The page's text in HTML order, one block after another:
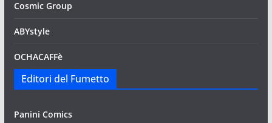
Cosmic Group
ABYstyle
OCHACAFFè
Editori del Fumetto
Panini Comics